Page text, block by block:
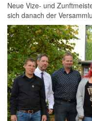
Neue Vize- und
sich danach der